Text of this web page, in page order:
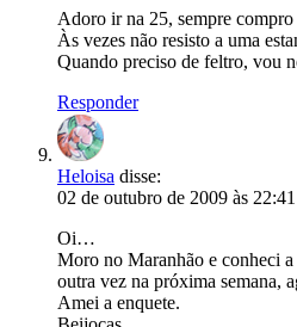
Adoro ir na 25, sempre
Às vezes não resisto a uma
Quando preciso de feltro, vou
Responder
Heloisa disse:
02 de outubro de 2009 às 22:41
Oi…
Moro no Maranhão e conheci
outra vez na próxima semana,
Amei a enquete.